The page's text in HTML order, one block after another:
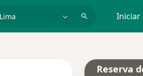
Iniciar
Reserva